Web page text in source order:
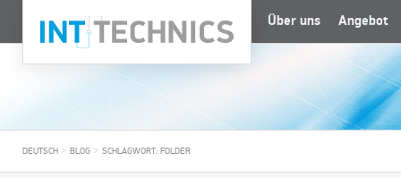
Über uns Angebot
DEUTSCH > BLOG > SCHLAGWORT: FOLDER